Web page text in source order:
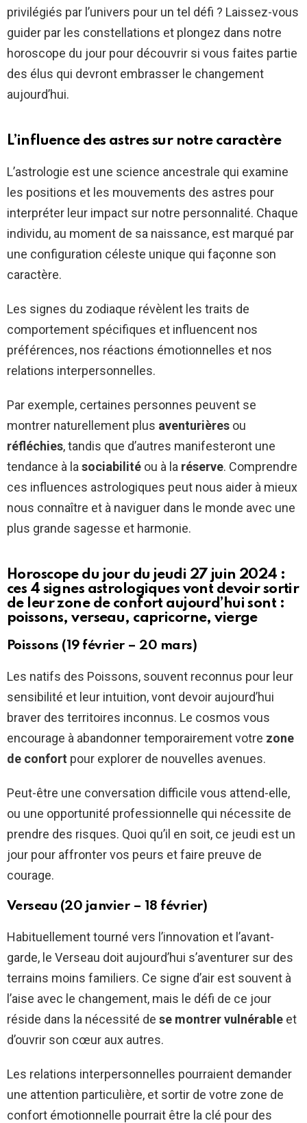
privilégiés par l’univers pour un tel défi ? Laissez-vous
guider par les constellations et plongez dans notre
horoscope du jour pour découvrir si vous faites partie
des élus qui devront embrasser le changement
aujourd’hui.
L’influence des astres sur notre caractère
L’astrologie est une science ancestrale qui examine
les positions et les mouvements des astres pour
interpréter leur impact sur notre personnalité. Chaque
individu, au moment de sa naissance, est marqué par
une configuration céleste unique qui façonne son
caractère.
Les signes du zodiaque révèlent les traits de
comportement spécifiques et influencent nos
préférences, nos réactions émotionnelles et nos
relations interpersonnelles.
Par exemple, certaines personnes peuvent se
montrer naturellement plus aventurières ou
réfléchies, tandis que d’autres manifesteront une
tendance à lasociabilité ou à la réserve. Comprendre
ces influences astrologiques peut nous aider à mieux
nous connaître et à naviguer dans le monde avec une
plus grande sagesse et harmonie.
Horoscope du jour du jeudi 27 juin 2024 :
ces 4 signes astrologiques vont devoir sortir
de leur zone de confort aujourd’hui sont :
poissons, verseau, capricorne, vierge
Poissons (19 février – 20 mars)
Les natifs des Poissons, souvent reconnus pour leur
sensibilité et leur intuition, vont devoir aujourd’hui
braver des territoires inconnus. Le cosmos vous
encourage à abandonner temporairement votre zone
de confort pour explorer de nouvelles avenues.
Peut-être une conversation difficile vous attend-elle,
ou une opportunité professionnelle qui nécessite de
prendre des risques. Quoi qu’il en soit, ce jeudi est un
jour pour affronter vos peurs et faire preuve de
courage.
Verseau (20 janvier – 18 février)
Habituellement tourné vers l’innovation et l’avant-
garde, le Verseau doit aujourd’hui s’aventurer sur des
terrains moins familiers. Ce signe d’air est souvent à
l’aise avec le changement, mais le défi de ce jour
réside dans la nécessité de se montrer vulnérable et
d’ouvrir son cœur aux autres.
Les relations interpersonnelles pourraient demander
une attention particulière, et sortir de votre zone de
confort émotionnelle pourrait être la clé pour des